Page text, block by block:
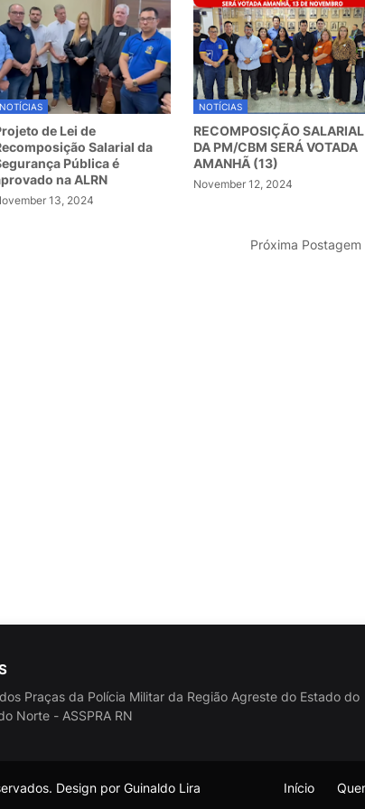
NOTÍCIAS
de Lei de
Salarial da
Pública é
na ALRN
13, 2024
NOTÍCIAS
RECOMPOSIÇÃO SALARIAL
DA PM/CBM SERÁ VOTADA
AMANHÃ (13)
November 12, 2024
Próxima Postagem
Praças da Polícia Militar da Região Agreste do Estado do
Norte - ASSPRA RN
Design por Guinaldo Lira Início